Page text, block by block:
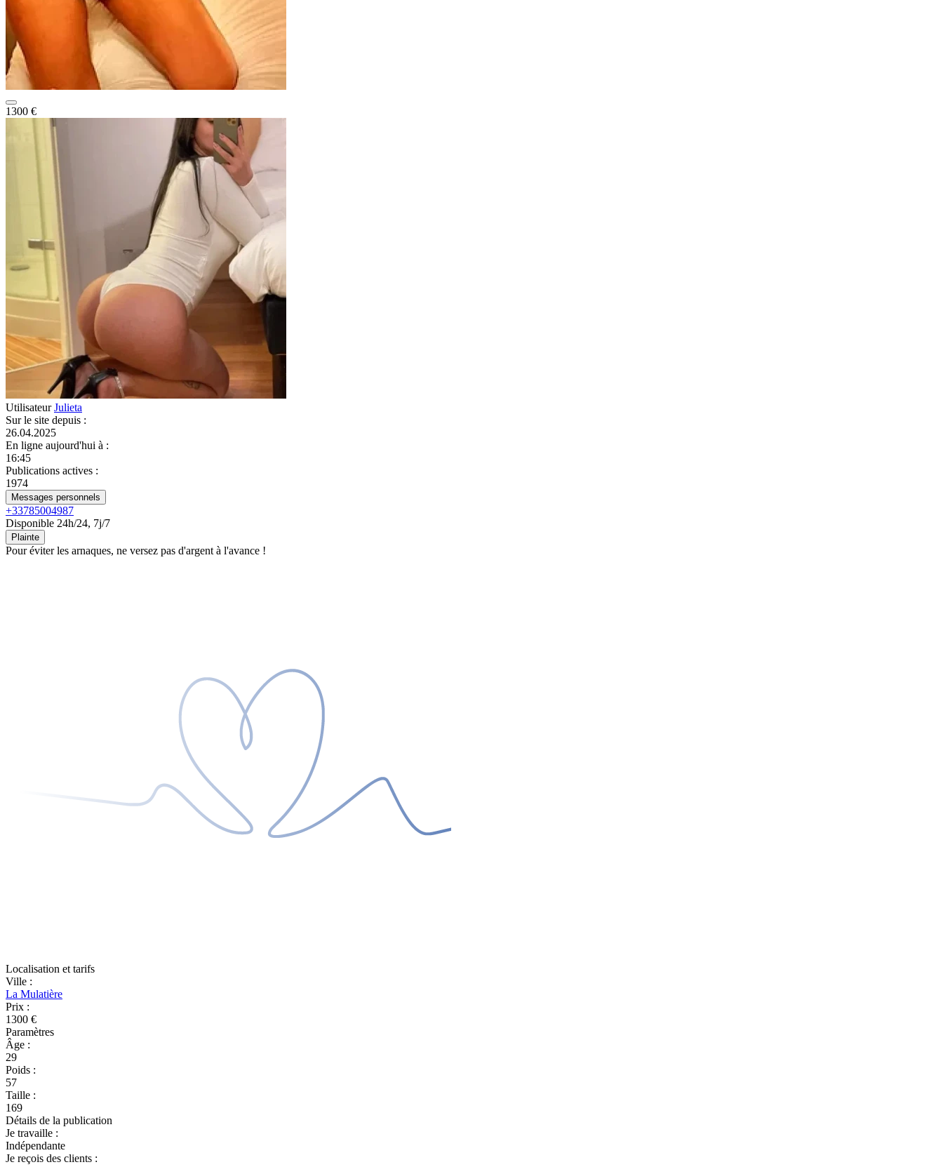
1300 €
UtilisateurJulieta
Sur le site depuis :
26.04.2025
En ligne aujourd'hui à :
16:45
Publications actives :
1974
Messages personnels
+33785004987
Disponible 24h/24, 7j/7
Plainte
Pour éviter les arnaques, ne versez pas d'argent à l'avance !
Localisation et tarifs
Ville :
La Mulatière
Prix :
1300 €
Paramètres
Âge :
29
Poids :
57
Taille :
169
Détails de la publication
Je travaille :
Indépendante
Je reçois des clients :